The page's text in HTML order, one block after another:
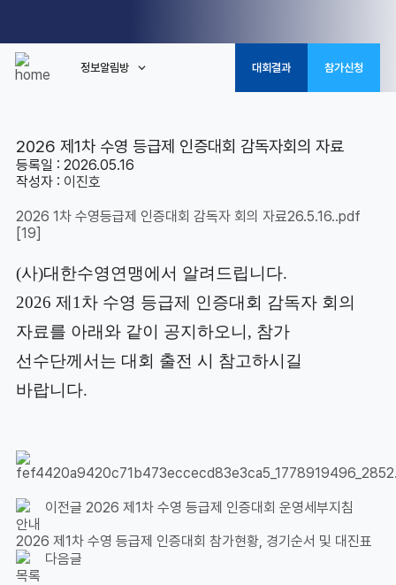
정보알림방 대회결과 참가신청
2026 제1차 수영 등급제 인증대회 감독자회의 자료
등록일 : 2026.05.16
작성자 : 이진호
2026 1차 수영등급제 인증대회 감독자 회의 자료26.5.16..pdf
[19]
(사)대한수영연맹에서 알려드립니다.
2026 제1차 수영 등급제 인증대회 감독자 회의
자료를 아래와 같이 공지하오니, 참가
선수단께서는 대회 출전 시 참고하시길
바랍니다.
이전글 2026 제1차 수영 등급제 인증대회 운영세부지침
안내
2026 제1차 수영 등급제 인증대회 참가현황, 경기순서 및 대진표
다음글
목록